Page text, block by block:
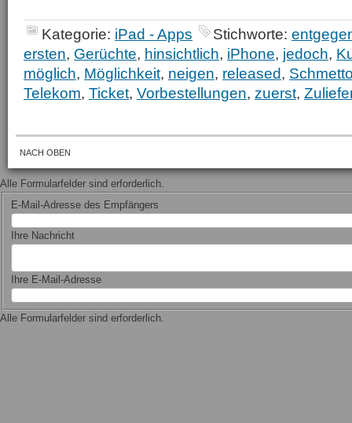
Kategorie: iPad - Apps Stichworte:
ersten, Gerüchte, hinsichtlich, iPhone, jedoch,
möglich, Möglichkeit, neigen, released,
Telekom, Ticket, Vorbestellungen, zuerst,
NACH OBEN
Alle Formularfelder sind erforderlich.
E-Mail-Adresse des Empfängers
Ihre Nachricht
Ihre E-Mail-Adresse
Alle Formularfelder sind erforderlich.